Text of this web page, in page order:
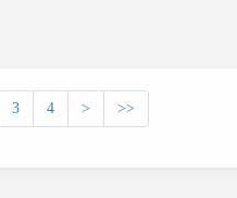
3 4 > >>